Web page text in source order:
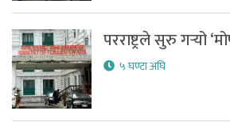
परराष्ट्रले सुरु गर्‍यो
५ घण्टा अघि